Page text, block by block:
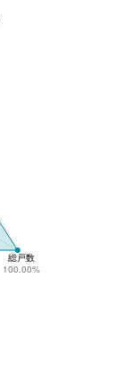
総戸数
100.00%